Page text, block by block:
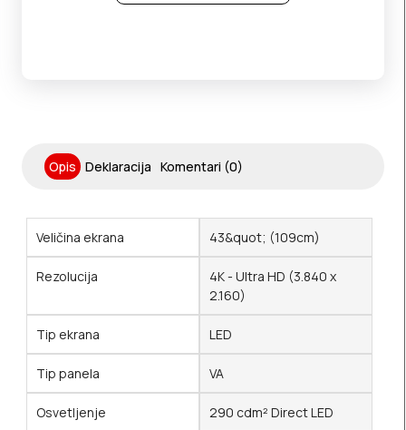
Opis Deklaracija Komentari (0)
Veličina ekrana 43&quot; (109cm)
Rezolucija
4K - Ultra HD (3.840 x
2.160)
Tip ekrana LED
Tip panela VA
Osvetljenje 290 cdm² Direct LED